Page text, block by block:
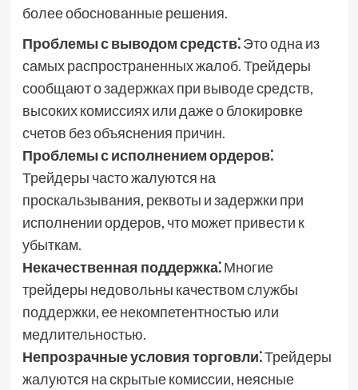
более обоснованные решения.
Проблемы с выводом средств⁚Это одна из
самых распространенных жалоб. Трейдеры
сообщают о задержках при выводе средств,
высоких комиссиях или даже о блокировке
счетов без объяснения причин.
Проблемы с исполнением ордеров⁚
Трейдеры часто жалуются на
проскальзывания, реквоты и задержки при
исполнении ордеров, что может привести к
убыткам.
Некачественная поддержка⁚Многие
трейдеры недовольны качеством службы
поддержки, ее некомпетентностью или
медлительностью.
Непрозрачные условия торговли⁚Трейдеры
жалуются на скрытые комиссии, неясные